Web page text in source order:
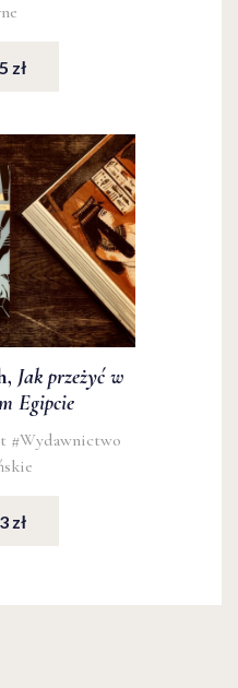
zł
Jak przeżyć w
Egipcie
#Wydawnictwo
zł